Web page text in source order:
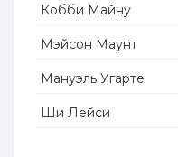
Кобби Майну
Мэйсон Маунт
Мануэль Угарте
Ши Лейси